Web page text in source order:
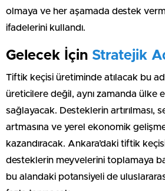
olmaya ve her aşamada destek
ifadelerini kullandı.
Gelecek İçin Stratejik
Tiftik keçisi üretiminde atılacak bu
üreticilere değil, aynı zamanda ülke
sağlayacak. Desteklerin artırılması,
artmasına ve yerel ekonomik
kazandıracak. Ankara’daki tiftik
desteklerin meyvelerini toplamaya
bu alandaki potansiyeli de